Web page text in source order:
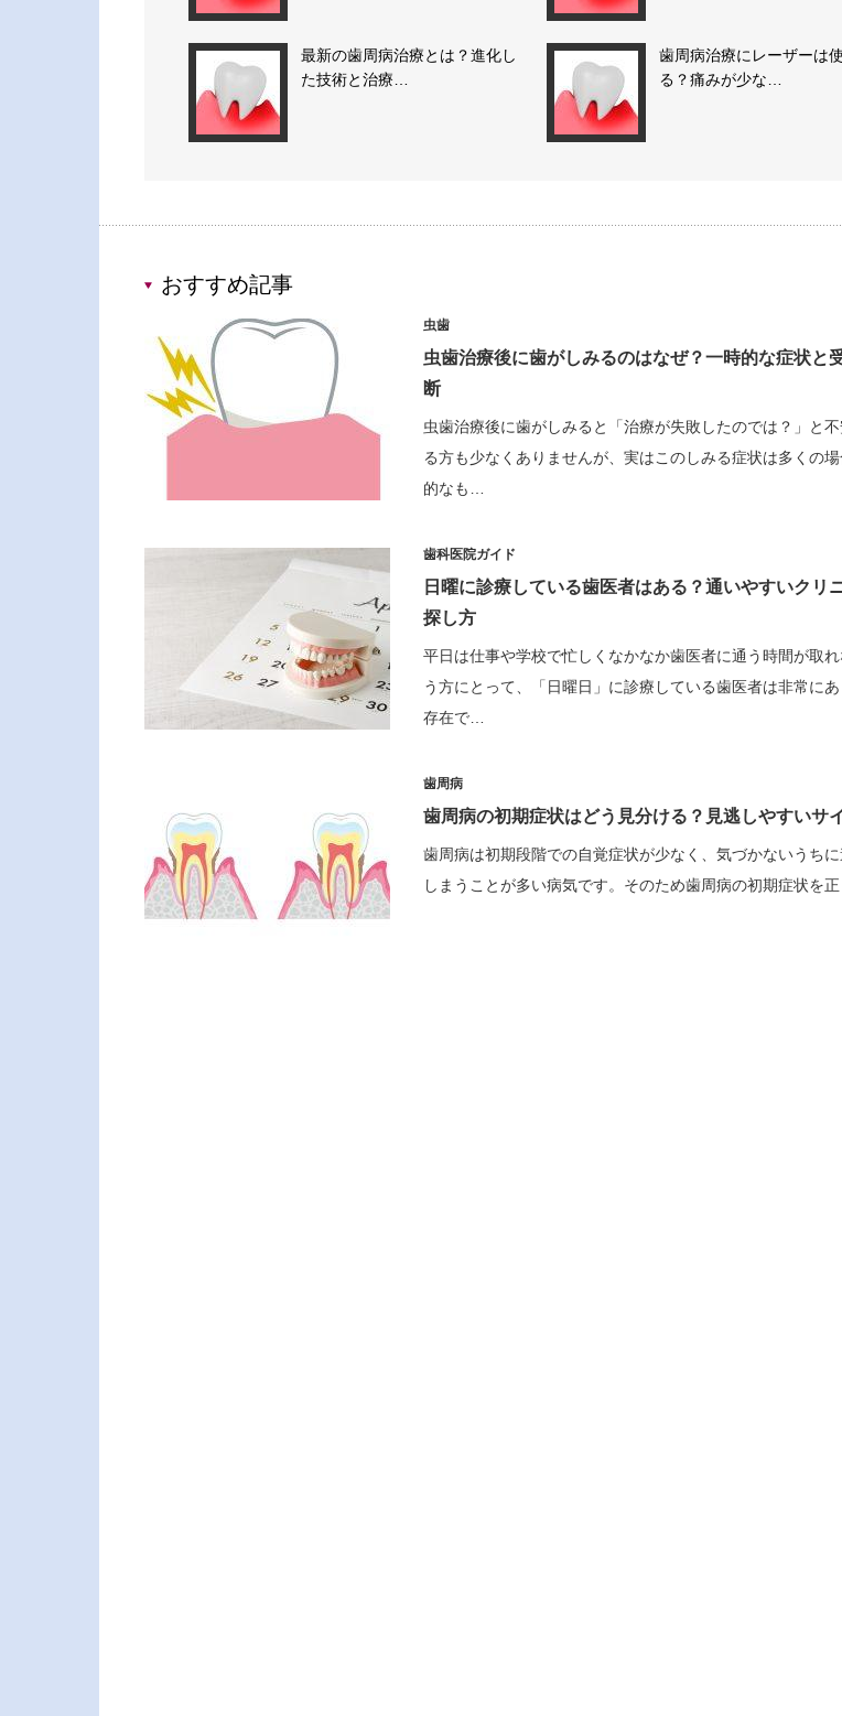
最新の歯周病治療とは？進化し
た技術と治療…
歯周病治療にレーザーは
る？痛みが少な…
おすすめ記事
虫歯
虫歯治療後に歯がしみるのはなぜ？一時的な症状と
断
虫歯治療後に歯がしみると「治療が失敗したのでは？」と不
る方も少なくありませんが、実はこのしみる症状は多くの
的なも…
歯科医院ガイド
日曜に診療している歯医者はある？通いやすいクリ
探し方
平日は仕事や学校で忙しくなかなか歯医者に通う時間が取
う方にとって、「日曜日」に診療している歯医者は非常に
存在で…
歯周病
歯周病の初期症状はどう見分ける？見逃しやすいサ
歯周病は初期段階での自覚症状が少なく、気づかないうち
しまうことが多い病気です。そのため歯周病の初期症状を正